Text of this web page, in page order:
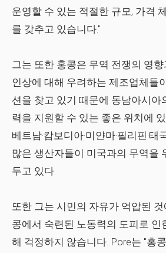
운영할 수 있는 적절한 규모, 가격
를 갖추고 있습니다."
그는 또한 홍콩은 무역 전쟁의 영
인상에 대해 우려하는 제조업체들
션을 찾고 있기 때문에 동남아시아
력을 지원할 수 있는 좋은 위치에
베트남·캄보디아·미얀마·필리핀·
많은 생산자들이 미국과의 무역을
두고 있다.
또한 그는 시민의 자유가 억압된
콩에서 숙련된 노동력의 도피로 인
해 걱정하지 않습니다. Pore는 "홍